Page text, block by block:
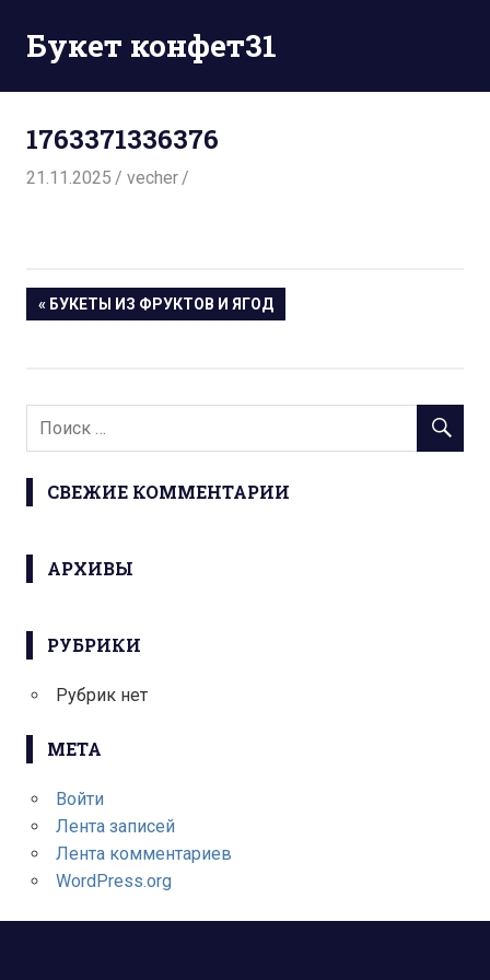
содержимому
Букет конфет31
1763371336376
21.11.2025 vecher
Навигация
« БУКЕТЫ ИЗ ФРУКТОВ И ЯГОД
СВЕЖИЕ КОММЕНТАРИИ
АРХИВЫ
РУБРИКИ
Рубрик нет
МЕТА
Войти
Лента записей
Лента комментариев
WordPress.org